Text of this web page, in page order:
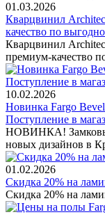
01.03.2026
Кварцвинил
качество по
Кварцвинил
премиум-качество
10.02.2026
Новинка Fargo
Поступление в
НОВИНКА!
новых дизайнов в
01.02.2026
Скидка 20% на
Скидка 20% на